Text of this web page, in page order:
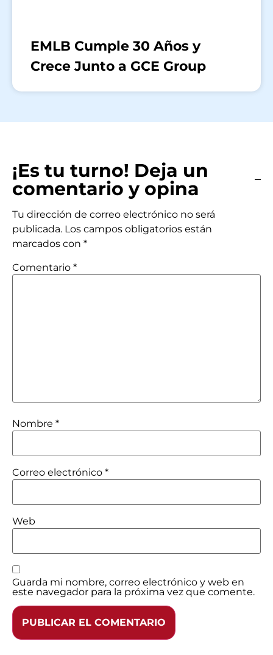
EMLB Cumple 30 Años y
Crece Junto a GCE Group
¡Es tu turno! Deja un
comentario y opina
Tu dirección de correo electrónico no será
publicada. Los campos obligatorios están
marcados con *
Comentario *
Nombre *
Correo electrónico *
Web
Guarda mi nombre, correo electrónico y web en
este navegador para la próxima vez que comente.